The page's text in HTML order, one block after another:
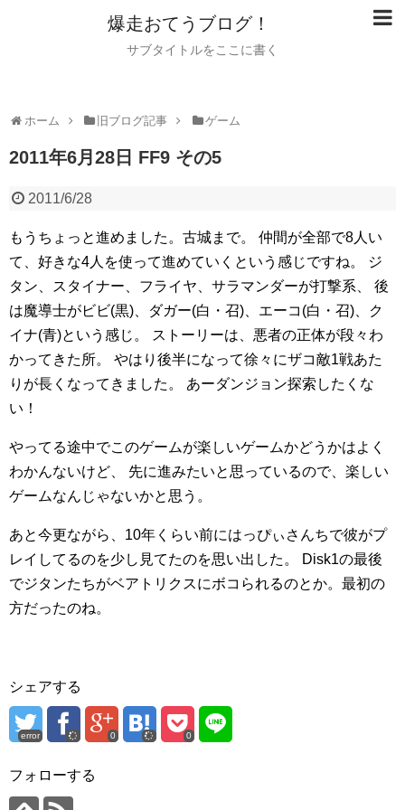
爆走おてうブログ！
サブタイトルをここに書く
ホーム 旧ブログ記事 ゲーム
2011年6月28日 FF9 その5
2011/6/28
もうちょっと進めました。古城まで。
仲間が全部で8人い
て、好きな4人を使って進めていくという感じですね。
ジ
タン、スタイナー、フライヤ、サラマンダーが打撃系、
後
は魔導士がビビ(黒)、ダガー(白・召)、エーコ(白・召)、ク
イナ(青)という感じ。
ストーリーは、悪者の正体が段々わ
かってきた所。
やはり後半になって徐々にザコ敵1戦あた
りが長くなってきました。
あーダンジョン探索したくな
い！
やってる途中でこのゲームが楽しいゲームかどうかはよく
わかんないけど、
先に進みたいと思っているので、楽しい
ゲームなんじゃないかと思う。
あと今更ながら、10年くらい前にはっぴぃさんちで彼がプ
レイしてるのを少し見てたのを思い出した。
Disk1の最後
でジタンたちがベアトリクスにボコられるのとか。最初の
方だったのね。
シェアする
error 0 0
フォローする